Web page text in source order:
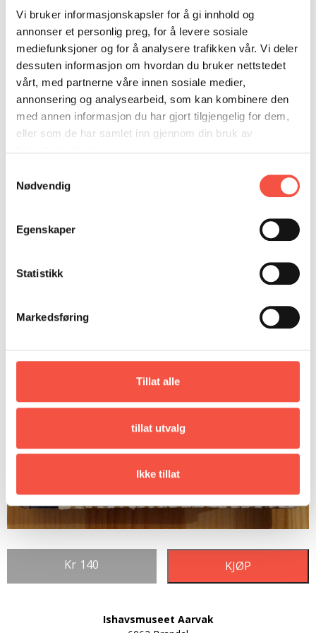
Vi bruker informasjonskapsler for å gi innhold og
annonser et personlig preg, for å levere sosiale
mediefunksjoner og for å analysere trafikken vår. Vi deler
dessuten informasjon om hvordan du bruker nettstedet
vårt, med partnerne våre innen sosiale medier,
annonsering og analysearbeid, som kan kombinere den
med annen informasjon du har gjort tilgjengelig for dem,
eller som de har samlet inn gjennom din bruk av
Nødvendig
Egenskaper
Statistikk
Markedsføring
Tillat alle
tillat utvalg
Ikke tillat
PERSONVERNERKLÆRING
ISHAVSQUIZ
FORTELLINGAR
KONTAKT
OPNINGSTIDER
Norderval gikk under tilnavnet «ishavspresten»
fordi han hadde vært med på selfangst og fiske
fleire gongar. Bøkene hans handlar mykje om
dette og har mange artige historier.
Kr 140 KJØP
Ishavsmuseet Aarvak